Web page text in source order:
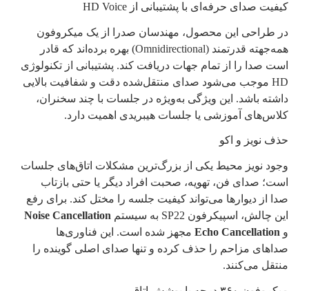
کیفیت صدای حرفه‌­ای با پشتیبانی از HD Voice
در طراحی این محصول، مهندسان صدرا از یک میکروفون
همه‌جهته قدرتمند (Omnidirectional) بهره برده‌اند که قادر
است صدا را از تمام جهات دریافت کند. پشتیبانی از تکنولوژی
HD موجب می‌شود صدای منتقل‌شده دقت و شفافیت بالایی
داشته باشد. این ویژگی به‌ویژه در جلسات با چند سخنران،
کلاس‌های آموزشی یا جلسات هیبریدی اهمیت دارد.
حذف نویز و اکو
وجود نویز محیط یکی از بزرگ‌ترین مشکلات اتاق‌های جلسات
است؛ صدای فن، تهویه، صحبت افراد دیگر یا حتی بازتاب
صدا از دیوارها می‌تواند کیفیت جلسه را مختل کند. برای رفع
این چالش، اسپیکرفون SP22 به سیستم
Noise Cancellation
و Echo Cancellation مجهز شده است. این فناوری‌ها
صداهای مزاحم را حذف کرده و تنها صدای اصلی گوینده را
منتقل می‌کنند.